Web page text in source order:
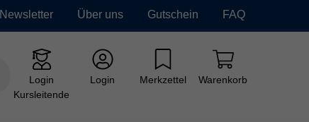
Newsletter Über uns Gutschein FAQ
Login
Kursleitende
Login Merkzettel Warenkorb